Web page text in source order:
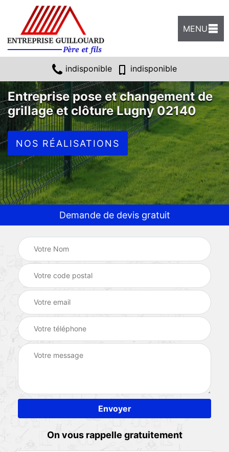
MENU
indisponible indisponible
Entreprise pose et changement de
grillage et clôture Lugny 02140
NOS RÉALISATIONS
Demande de devis gratuit
On vous rappelle gratuitement